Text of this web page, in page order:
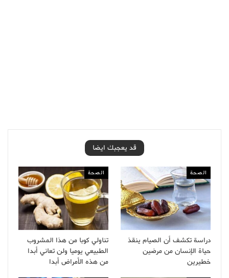
قد يعجبك ايضا
الصحة
دراسة تكشف أن الصيام ينقذ
حياة الإنسان من مرضين
خطيرين
الصحة
تناولي كوبا من هذا المشروب
الطبيعي يوميا ولن تعاني أبدا
من هذه الأمراض أبدا